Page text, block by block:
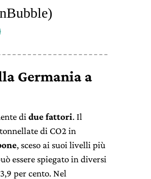
Germania a
di due fattori. Il
di CO2 in
, sceso ai suoi livelli più
essere spiegato in diversi
per cento. Nel